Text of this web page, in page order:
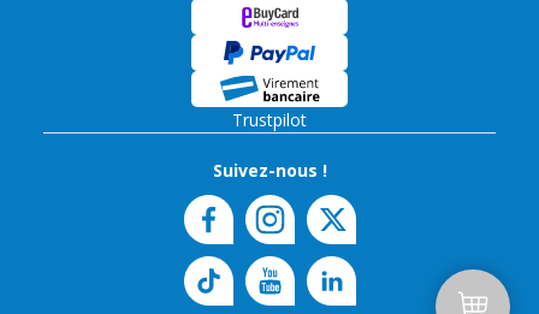
Trustpilot
Suivez-nous !